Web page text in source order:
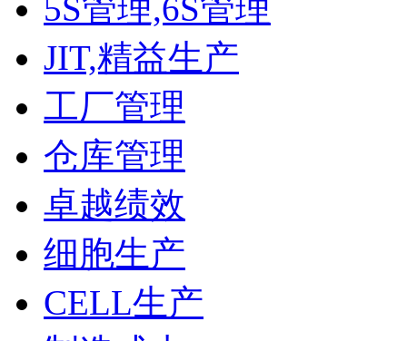
5S管理,6S管理
JIT,精益生产
工厂管理
仓库管理
卓越绩效
细胞生产
CELL生产